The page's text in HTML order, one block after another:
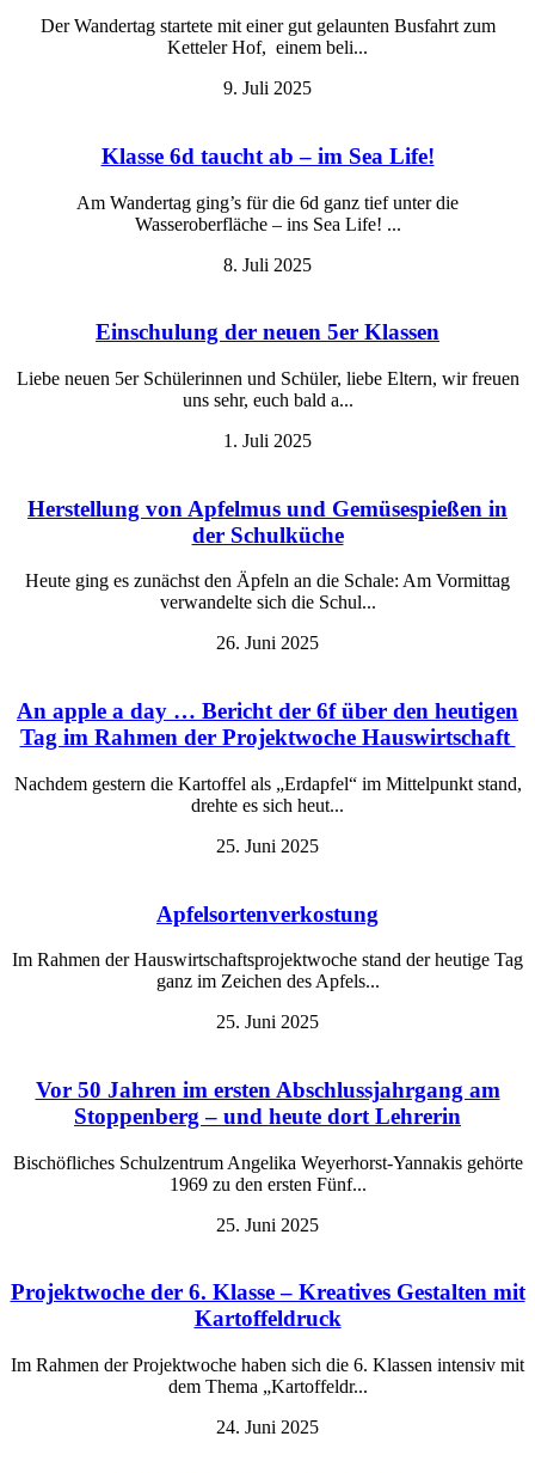
Der Wandertag startete mit einer gut gelaunten Busfahrt zum
Ketteler Hof, einem beli...
9. Juli 2025
Klasse 6d taucht ab – im Sea Life!
Am Wandertag ging’s für die 6d ganz tief unter die
Wasseroberfläche – ins Sea Life! ...
8. Juli 2025
Einschulung der neuen 5er Klassen
Liebe neuen 5er Schülerinnen und Schüler, liebe Eltern, wir freuen
uns sehr, euch bald a...
1. Juli 2025
Herstellung von Apfelmus und Gemüsespießen in
der Schulküche
Heute ging es zunächst den Äpfeln an die Schale: Am Vormittag
verwandelte sich die Schul...
26. Juni 2025
An apple a day … Bericht der 6f über den heutigen
Tag im Rahmen der Projektwoche Hauswirtschaft
Nachdem gestern die Kartoffel als „Erdapfel“ im Mittelpunkt stand,
drehte es sich heut...
25. Juni 2025
Apfelsortenverkostung
Im Rahmen der Hauswirtschaftsprojektwoche stand der heutige Tag
ganz im Zeichen des Apfels...
25. Juni 2025
Vor 50 Jahren im ersten Abschlussjahrgang am
Stoppenberg – und heute dort Lehrerin
Bischöfliches Schulzentrum Angelika Weyerhorst-Yannakis gehörte
1969 zu den ersten Fünf...
25. Juni 2025
Projektwoche der 6. Klasse – Kreatives Gestalten mit
Kartoffeldruck
Im Rahmen der Projektwoche haben sich die 6. Klassen intensiv mit
dem Thema „Kartoffeldr...
24. Juni 2025